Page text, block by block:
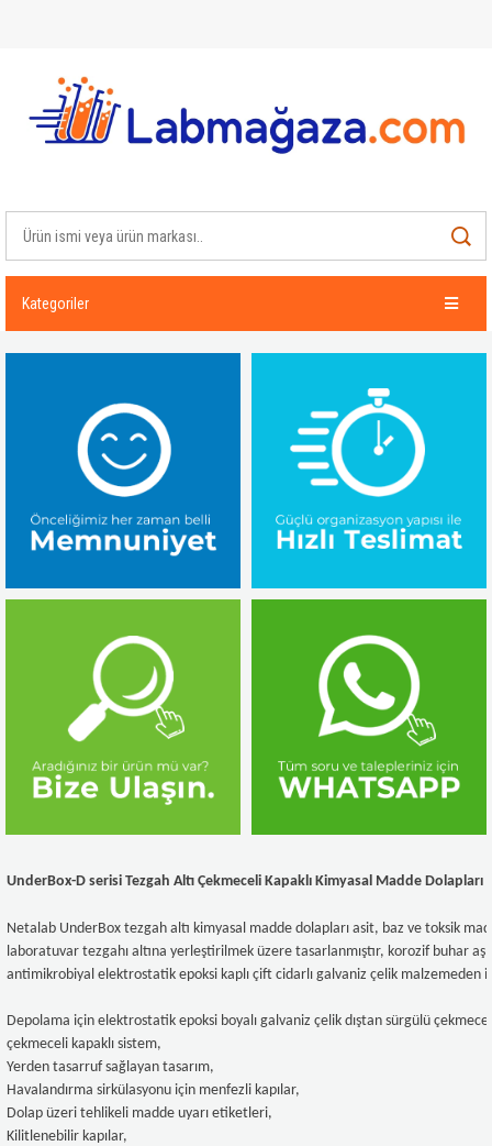
Kategoriler
UnderBox-D serisi Tezgah Altı Çekmeceli Kapaklı Kimyasal Madde Dolapları
Netalab UnderBox tezgah altı kimyasal madde dolapları asit, baz ve toksik
laboratuvar tezgahı altına yerleştirilmek üzere tasarlanmıştır, korozif buhar
antimikrobiyal elektrostatik epoksi kaplı çift cidarlı galvaniz çelik malzemeden
Depolama için elektrostatik epoksi boyalı galvaniz çelik dıştan sürgülü
çekmeceli kapaklı sistem,
Yerden tasarruf sağlayan tasarım,
Havalandırma sirkülasyonu için menfezli kapılar,
Dolap üzeri tehlikeli madde uyarı etiketleri,
Kilitlenebilir kapılar,